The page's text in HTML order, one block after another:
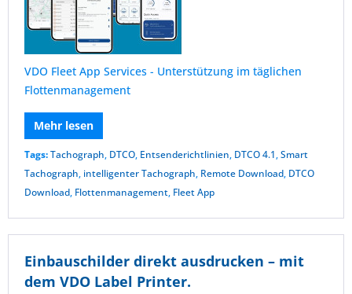
VDO Fleet App Services - Unterstützung im täglichen
Flottenmanagement
Mehr lesen
Tags:Tachograph, DTCO, Entsenderichtlinien, DTCO 4.1,Smart
Tachograph, intelligenter Tachograph, Remote Download, DTCO
Download, Flottenmanagement, Fleet App
Einbauschilder direkt ausdrucken – mit
dem VDO Label Printer.